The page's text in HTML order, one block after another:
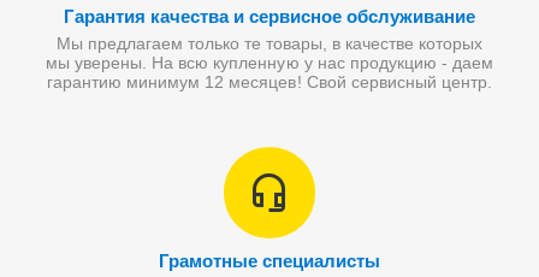
Гарантия качества и сервисное обслуживание
Мы предлагаем только те товары, в качестве которых
мы уверены. На всю купленную у нас продукцию - даем
гарантию минимум 12 месяцев! Свой сервисный центр.
Грамотные специалисты